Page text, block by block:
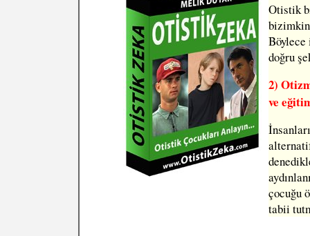
Otistik
Böylece
doğru
2)
ve
çocuğu
tabii